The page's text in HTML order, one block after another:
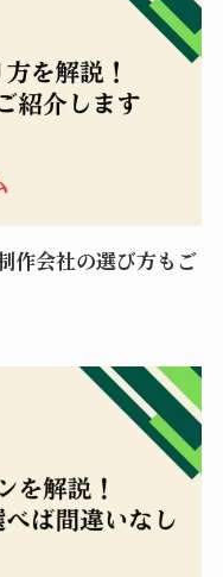
作会社の選び方もご